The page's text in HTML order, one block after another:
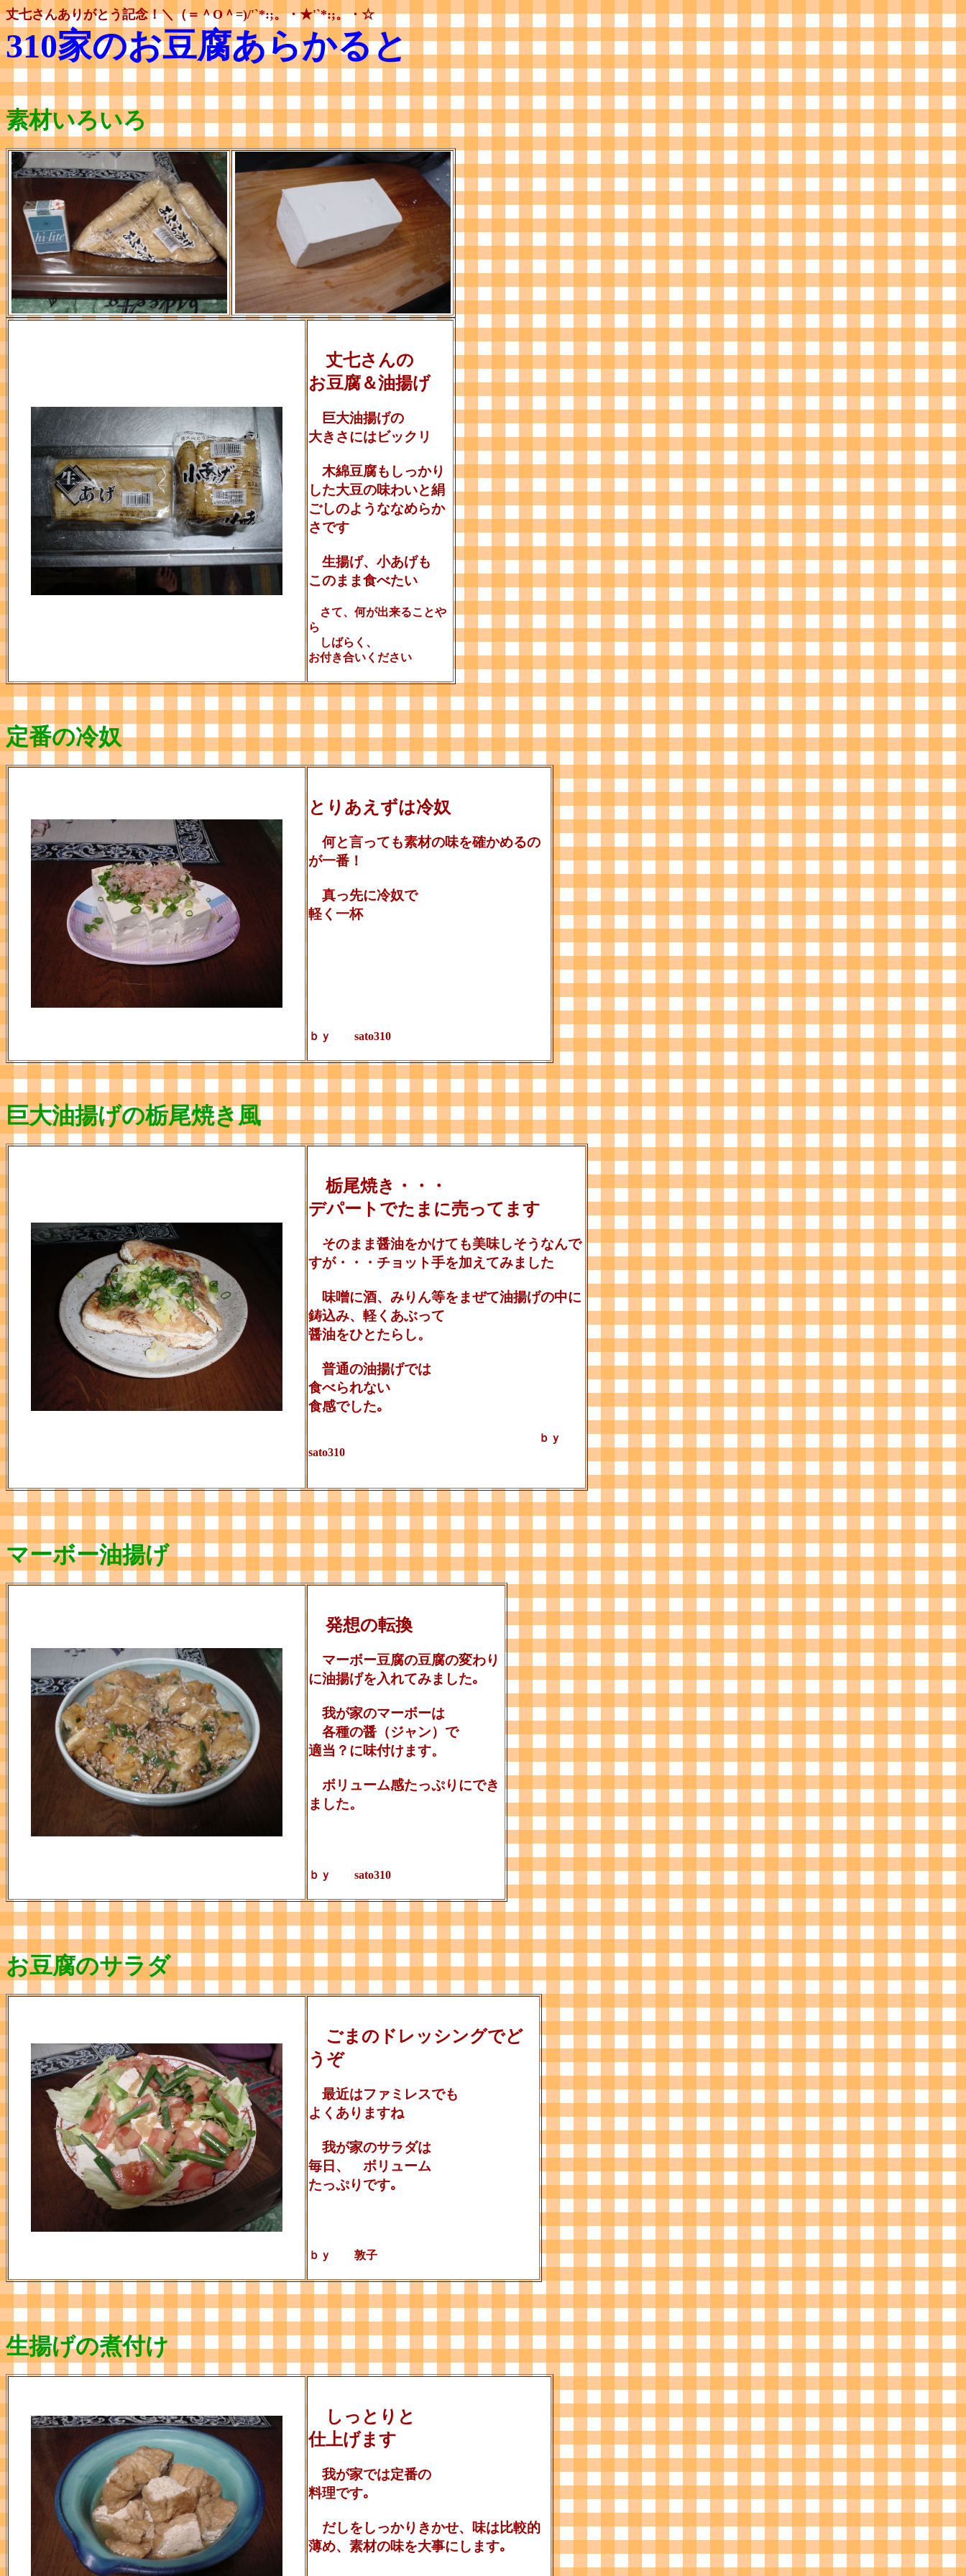
丈七さんありがとう記念！＼（＝＾O＾=)/'`*:;。・★'`*:;。・☆
310家のお豆腐あらかると
素材いろいろ
丈七さんの
お豆腐＆油揚げ
巨大油揚げの
大きさにはビックリ
木綿豆腐もしっかり
した大豆の味わいと絹
ごしのようななめらか
さです
生揚げ、小あげも
このまま食べたい
さて、何が出来ることや
ら
しばらく、
お付き合いください
定番の冷奴
とりあえずは冷奴
何と言っても素材の味を確かめるの
が一番！
真っ先に冷奴で
軽く一杯
ｂｙ sato310
巨大油揚げの栃尾焼き風
栃尾焼き・・・
デパートでたまに売ってます
そのまま醤油をかけても美味しそうなんで
すが・・・チョット手を加えてみました
味噌に酒、みりん等をまぜて油揚げの中に
鋳込み、軽くあぶって
醤油をひとたらし。
普通の油揚げでは
食べられない
食感でした｡
ｂｙ
sato310
マーボー油揚げ
発想の転換
マーボー豆腐の豆腐の変わり
に油揚げを入れてみました｡
我が家のマーボーは
各種の醤（ジャン）で
適当？に味付けます。
ボリューム感たっぷりにでき
ました。
ｂｙ sato310
お豆腐のサラダ
ごまのドレッシングでど
うぞ
最近はファミレスでも
よくありますね
我が家のサラダは
毎日、 ボリューム
たっぷりです｡
ｂｙ 敦子
生揚げの煮付け
しっとりと
仕上げます
我が家では定番の
料理です｡
だしをしっかりきかせ、味は比較的
薄め、素材の味を大事にします｡